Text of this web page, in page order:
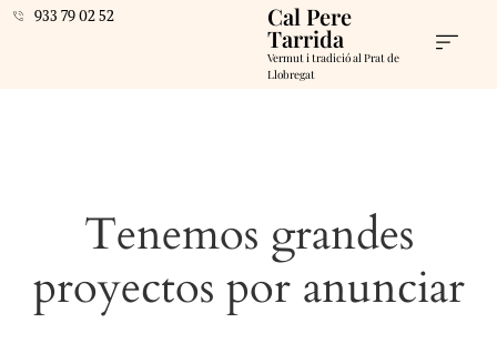
933 79 02 52 Cal Pere
Tarrida
Vermut i tradició al Prat de
Llobregat
Tenemos grandes
proyectos por anunciar